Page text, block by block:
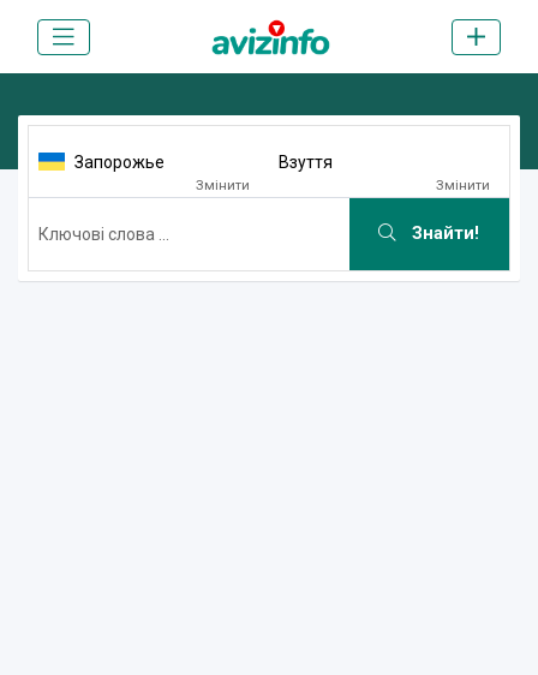
Запорожье
Змінити
Взуття
Змінити
Знайти!